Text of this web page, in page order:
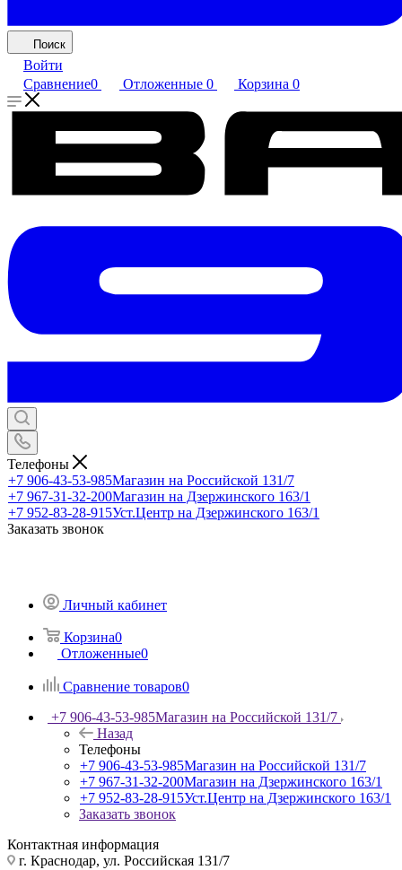
Поиск
Войти
Сравнение0 Отложенные 0 Корзина 0
Телефоны
+7 906-43-53-985Магазин на Российской 131/7
+7 967-31-32-200Магазин на Дзержинского 163/1
+7 952-83-28-915Уст.Центр на Дзержинского 163/1
Заказать звонок
Личный кабинет
Корзина0
Отложенные0
Сравнение товаров0
+7 906-43-53-985Магазин на Российской 131/7
Назад
Телефоны
+7 906-43-53-985Магазин на Российской 131/7
+7 967-31-32-200Магазин на Дзержинского 163/1
+7 952-83-28-915Уст.Центр на Дзержинского 163/1
Заказать звонок
Контактная информация
г. Краснодар, ул. Российская 131/7